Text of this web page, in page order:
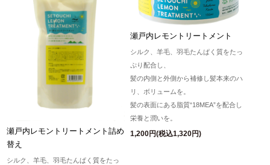
瀬戸内レモントリートメント詰め
替え
シルク、羊毛、羽毛たんぱく質をたっ
瀬戸内レモントリートメント
シルク、羊毛、羽毛たんぱく質をたっ
ぷり配合し、
髪の内側と外側から補修し髪本来のハ
リ、ボリュームを。
髪の表面にある脂質“18MEA”を配合し
栄養と潤いを。
1,200円(税込1,320円)